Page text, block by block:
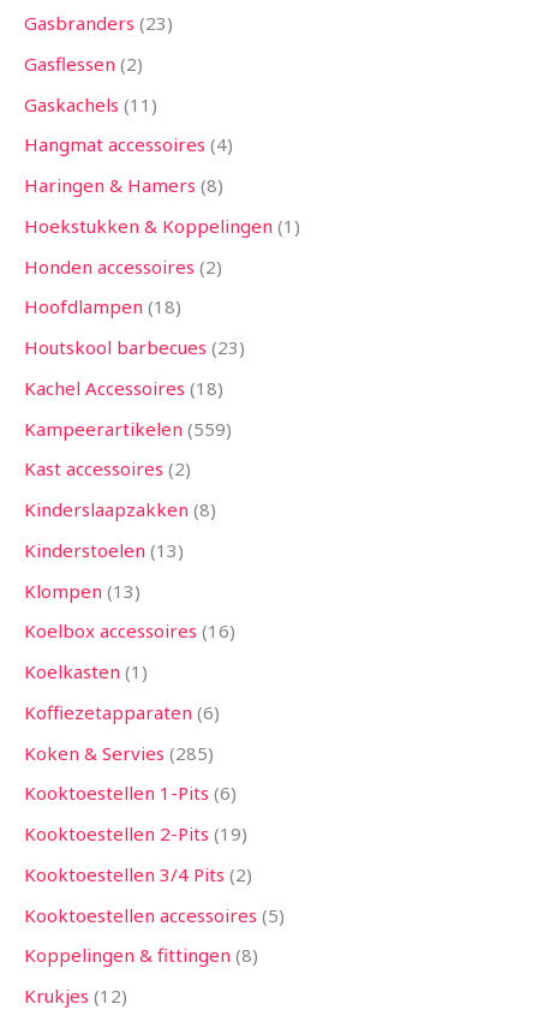
Gasbranders 23
Gasflessen 2
Gaskachels 11
Hangmat accessoires 4
Haringen & Hamers 8
Hoekstukken & Koppelingen 1
Honden accessoires 2
Hoofdlampen 18
Houtskool barbecues 23
Kachel Accessoires 18
Kampeerartikelen 559
Kast accessoires 2
Kinderslaapzakken 8
Kinderstoelen 13
Klompen 13
Koelbox accessoires 16
Koelkasten 1
Koffiezetapparaten 6
Koken & Servies 285
Kooktoestellen 1-Pits 6
Kooktoestellen 2-Pits 19
Kooktoestellen 3/4 Pits 2
Kooktoestellen accessoires 5
Koppelingen & fittingen 8
Krukjes 12